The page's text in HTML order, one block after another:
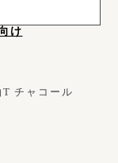
け
チャコール